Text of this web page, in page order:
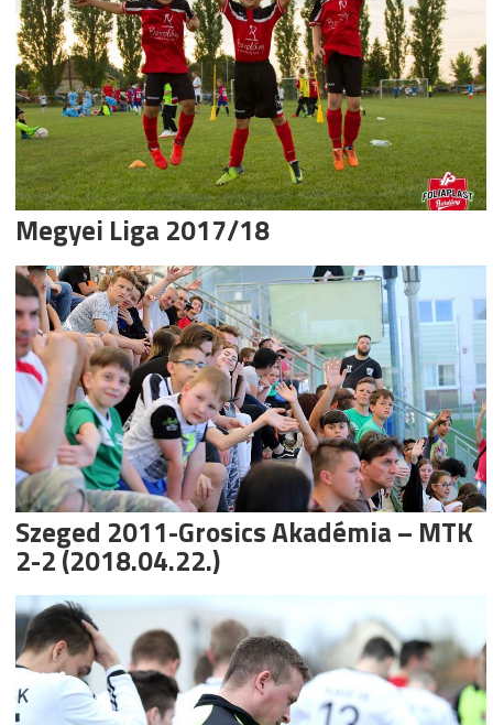
Megyei Liga 2017/18
Szeged 2011-Grosics Akadémia – MTK
2-2 (2018.04.22.)